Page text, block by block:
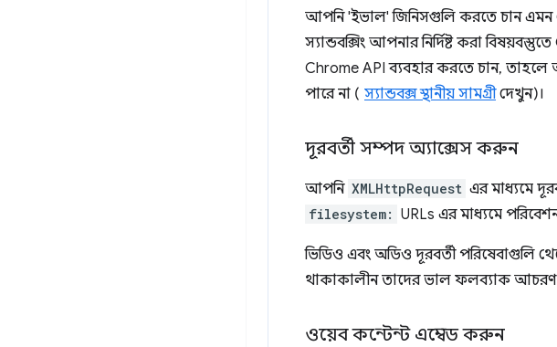
আপনি 'ইভাল' জিনিসগুলি করতে চান এমন
স্যান্ডবক্সিং আপনার নির্দিষ্ট করা
Chrome API ব্যবহার করতে চান, তাহলে
পারে না ( স্যান্ডবক্স স্থানীয় সামগ্রীদেখুন)।
দূরবর্তী সম্পদ অ্যাক্সেস করুন
আপনি XMLHttpRequest এর মাধ্যমে
filesystem: URLs এর মাধ্যমে
ভিডিও এবং অডিও দূরবর্তী পরিষেবাগুলি
থাকাকালীন তাদের ভাল ফলব্যাক আচরণ
ওয়েব কন্টেন্ট এম্বেড করুন